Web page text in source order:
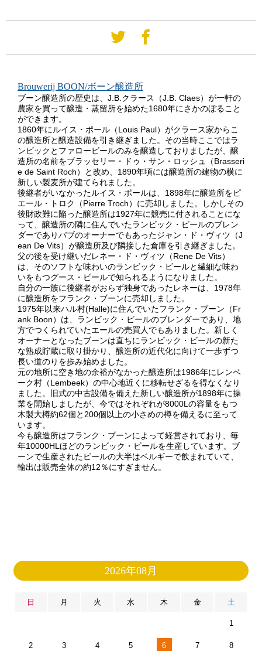
Brouwerij BOON/ボーン醸造所
ブーン醸造所の歴史は、J.B.クラース（J.B. Claes）が一軒の
農家を買って醸造・蒸留所を始めた1680年にさかのぼること
ができます。
1860年にルイス・ポール（Louis Paul）がクラース家からこ
の醸造所と醸造設備を引き継ぎました。その当時ここではラ
ンビックとファロービールのみを醸造しておりましたが、醸
造所の名前をブラッセリー・ドゥ・サン・ロッシュ（Brasseri
e de Saint Roch）と改め、1890年頃には醸造所の建物の横に
新しい製麦所が建てられました。
後継者がいなかったルイス・ポールは、1898年に醸造所をピ
エール・トロク（Pierre Troch）に売却しました。しかしその
後財政難に陥った醸造所は1927年に競売に付されることにな
って、醸造所の隣に住んでいたランビック・ビールのブレン
ダーでありパブのオーナーでもあったジャン・ド・ヴィツ（J
ean De Vits）が醸造所及び隣接した倉庫を引き継ぎました。
父の後を受け継いだレネー・ド・ヴィツ（Rene De Vits）
は、そのソフトな味わいのランビック・ビールと繊細な味わ
いをもつグース・ビールで知られるようになりました。
自分の一族に後継者がおらず独身であったレネーは、1978年
に醸造所をフランク・ブーンに売却しました。
1975年以来ハル村(Halle)に住んでいたフランク・ブーン（Fr
ank Boon）は、ランビック・ビールのブレンダーであり、地
方でつくられていたエールの売買人でもありました。新しく
オーナーとなったブーンは直ちにランビック・ビールの新た
な熟成貯蔵に取り掛かり、醸造所の近代化に向けて一歩ずつ
長い道のりを歩み始めました。
元の地所に空き地の余裕がなかった醸造所は1986年にレンベ
ーク村（Lembeek）の中心地近くに移転せざるを得なくなり
ました。旧式の中古設備を備えた新しい醸造所が1898年に操
業を開始しましたが、今ではそれぞれが8000Lの容量をもつ
木製大樽約62個と200個以上の小さめの樽を備えるに至って
います。
今も醸造所はフランク・ブーンによって経営されており、毎
年10000HLほどのランビック・ビールを生産しています。ブ
ーンで生産されたビールの大半はベルギーで飲まれていて、
輸出は販売全体の約12％にすぎません。
2026年08月
日 月 火 水 木 金 土
1
2 3 4 5 6 7 8